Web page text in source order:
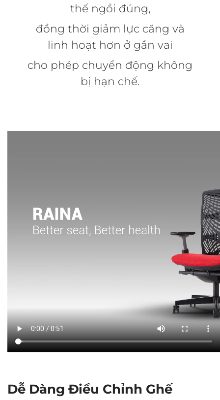
thế ngồi đúng,
đồng thời giảm lực căng và
linh hoạt hơn ở gần vai
cho phép chuyển động không
bị hạn chế.
Dễ Dàng Điều Chỉnh Ghế